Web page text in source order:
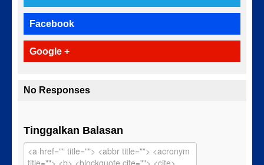
Facebook
Google +
No Responses
Tinggalkan Balasan